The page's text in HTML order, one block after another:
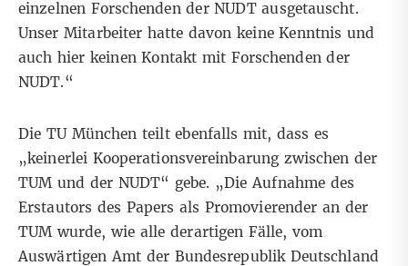
einzelnen Forschenden der NUDT ausgetauscht.
Unser Mitarbeiter hatte davon keine Kenntnis und
auch hier keinen Kontakt mit Forschenden der
NUDT.“
Die TU München teilt ebenfalls mit, dass es
„keinerlei Kooperationsvereinbarung zwischen der
TUM und der NUDT“ gebe. „Die Aufnahme des
Erstautors des Papers als Promovierender an der
TUM wurde, wie alle derartigen Fälle, vom
Auswärtigen Amt der Bundesrepublik Deutschland